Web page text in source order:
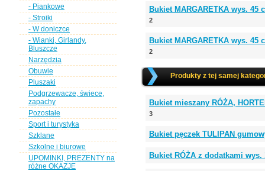
- Piankowe
- Stroiki
- W doniczce
- Wianki, Girlandy,
Bluszcze
Narzędzia
Obuwie
Pluszaki
Podgrzewacze, świece,
zapachy
Pozostałe
Sport i turystyka
Szklane
Szkolne i biurowe
UPOMINKI, PREZENTY na
różne OKAZJE
Bukiet MARGARETKA wys. 45
2
Bukiet MARGARETKA wys. 45
2
Produkty z tej samej
Bukiet mieszany RÓŻA,
3
Bukiet pęczek TULIPAN
Bukiet RÓŻA z dodatkami wys.